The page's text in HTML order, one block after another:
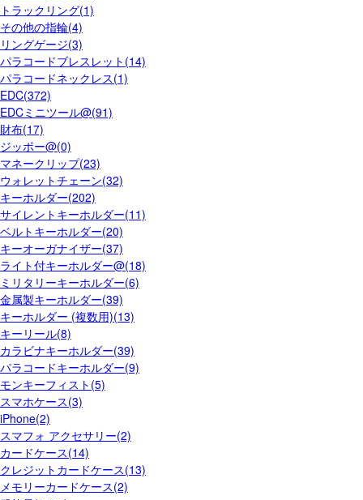
トラックリング(1)
その他の指輪(4)
リングゲージ(3)
パラコードブレスレット(14)
パラコードネックレス(1)
EDC(372)
EDCミニツール@(91)
財布(17)
ジッポー@(0)
マネークリップ(23)
ウォレットチェーン(32)
キーホルダー(202)
サイレントキーホルダー(11)
ベルトキーホルダー(20)
キーオーガナイザー(37)
ライト付キーホルダー@(18)
ミリタリーキーホルダー(6)
金属製キーホルダー(39)
キーホルダー (複数用)(13)
キーリール(8)
カラビナキーホルダー(39)
パラコードキーホルダー(9)
モンキーフィスト(5)
スマホケース(3)
iPhone(2)
スマフォ アクセサリー(2)
カードケース(14)
クレジットカードケース(13)
メモリーカードケース(2)